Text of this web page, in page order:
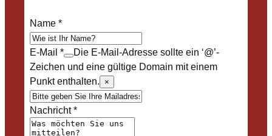
Name*
E-Mail *
Die E-Mail-Adresse sollte ein ‘@’-
Zeichen und eine gültige Domain mit einem
Punkt enthalten.
×
Nachricht*